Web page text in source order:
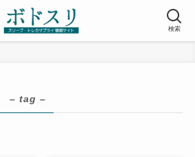
検索
– tag –